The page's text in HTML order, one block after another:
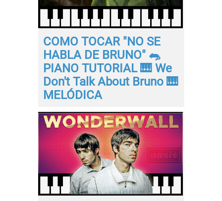
COMO TOCAR "NO SE
HABLA DE BRUNO" 🐀
PIANO TUTORIAL 🎹 We
Don't Talk About Bruno 🎹
MELÓDICA